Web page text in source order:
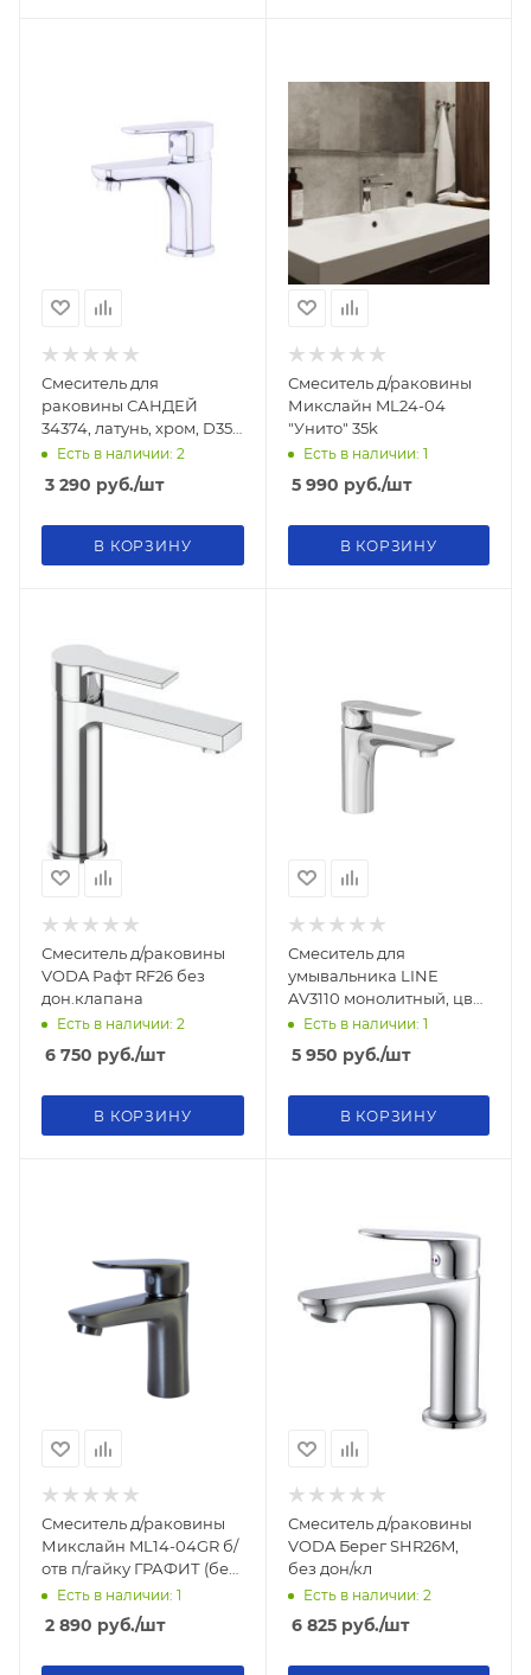
Смеситель для
раковины САНДЕЙ
34374, латунь, хром, D35,
гайка
Есть в наличии: 2
3 290 руб./шт
В КОРЗИНУ
Смеситель д/раковины
Микслайн ML24-04
"Унито" 35k
Есть в наличии: 1
5 990 руб./шт
В КОРЗИНУ
Смеситель д/раковины
VODA Рафт RF26 без
дон.клапана
Есть в наличии: 2
6 750 руб./шт
В КОРЗИНУ
Смеситель для
умывальника LINE
AV3110 монолитный, цвет
хром
Есть в наличии: 1
5 950 руб./шт
В КОРЗИНУ
Смеситель д/раковины
Микслайн ML14-04GR б/
отв п/гайку ГРАФИТ (без
подводки) 35k
Есть в наличии: 1
2 890 руб./шт
Смеситель д/раковины
VODA Берег SHR26M,
без дон/кл
Есть в наличии: 2
6 825руб./шт